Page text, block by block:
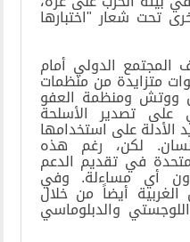
تحت شعار "اختبارها
الدولي أمام
متزايدة من منظمات
ووتش ومنظمة العفو
تصدير الأسلحة
الأدلة على استخدامها
لكن، رغم هذه
في تقديم الدعم
أي مساءلة. وفي
أيضاً من خلال
والدبلوماسي